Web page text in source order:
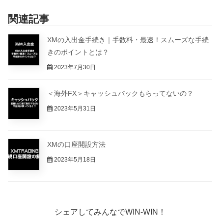
関連記事
XMの入出金手続き｜手数料・最速！スムーズな手続
きのポイントとは？
2023年7月30日
＜海外FX＞キャッシュバックもらってないの？
2023年5月31日
XMの口座開設方法
2023年5月18日
シェアしてみんなでWIN-WIN！